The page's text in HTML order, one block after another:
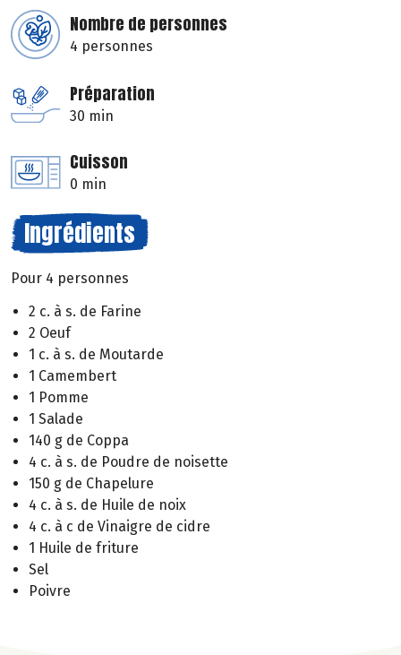
Nombre de personnes
4 personnes
Préparation
30 min
Cuisson
0 min
Ingrédients
Pour 4 personnes
2 c. à s. de Farine
2 Oeuf
1 c. à s. de Moutarde
1 Camembert
1 Pomme
1 Salade
140 g de Coppa
4 c. à s. de Poudre de noisette
150 g de Chapelure
4 c. à s. de Huile de noix
4 c. à c de Vinaigre de cidre
1 Huile de friture
Sel
Poivre